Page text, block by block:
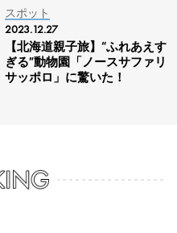
スポット
2023.12.27
【北海道親子旅】“ふれあえす
ぎる”動物園「ノースサファリ
サッポロ」に驚いた！